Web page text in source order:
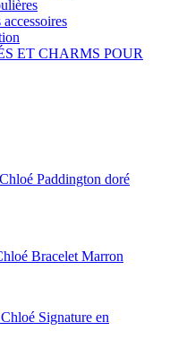
ET CHARMS POUR